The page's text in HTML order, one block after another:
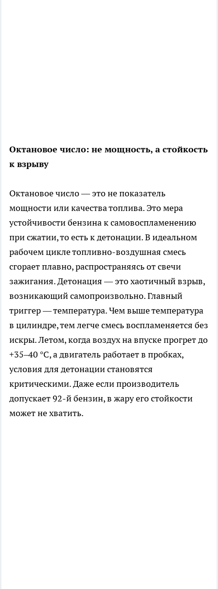
Октановое число: не мощность, а стойкость
к взрыву
Октановое число — это не показатель
мощности или качества топлива. Это мера
устойчивости бензина к самовоспламенению
при сжатии, то есть к детонации. В идеальном
рабочем цикле топливно-воздушная смесь
сгорает плавно, распространяясь от свечи
зажигания. Детонация — это хаотичный взрыв,
возникающий самопроизвольно. Главный
триггер — температура. Чем выше температура
в цилиндре, тем легче смесь воспламеняется без
искры. Летом, когда воздух на впуске прогрет до
+35–40 °C, а двигатель работает в пробках,
условия для детонации становятся
критическими. Даже если производитель
допускает 92-й бензин, в жару его стойкости
может не хватить.